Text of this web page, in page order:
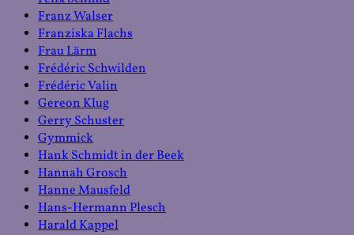
Franz Walser
Franziska Flachs
Frau Lärm
Frédéric Schwilden
Frédéric Valin
Gereon Klug
Gerry Schuster
Gymmick
Hank Schmidt in der Beek
Hannah Grosch
Hanne Mausfeld
Hans-Hermann Plesch
Harald Kappel